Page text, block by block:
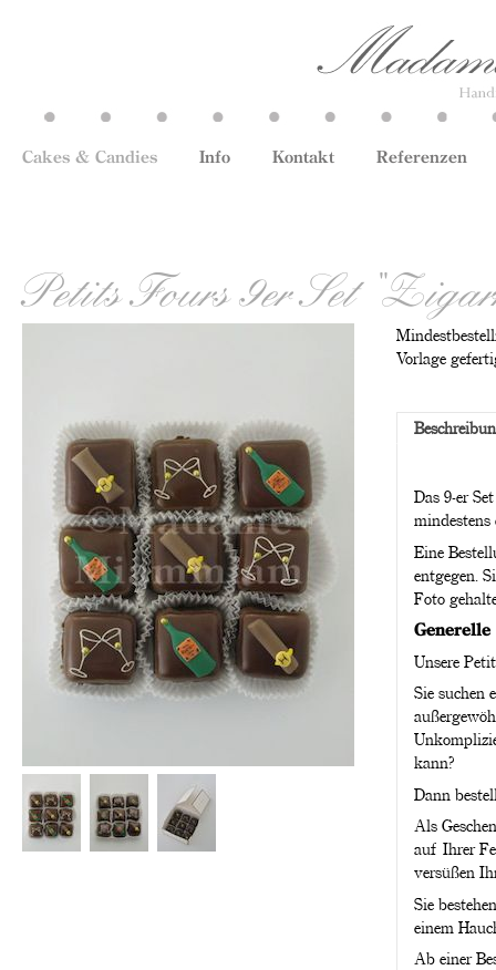
Cakes & Candies Info Kontakt Referenzen
Petits Fours 9er Set
Vorlage
Das 9-er
mindestens
Eine
entgegen.
Foto
Unsere
Sie suchen
kann?
Dann
Als
auf Ihrer
versüßen
Sie
einem
Ab einer